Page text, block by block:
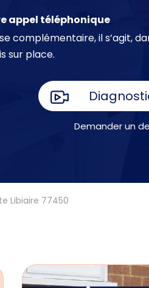
appel téléphonique
complémentaire, il s’agit,
sur place.
Demander un
Libiaire 77450